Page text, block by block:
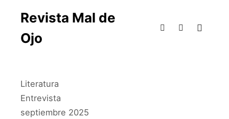
Revista Mal de
Ojo
Literatura
Entrevista
septiembre 2025